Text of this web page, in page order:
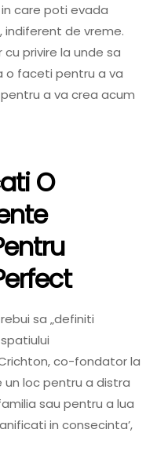
care poti evada
indiferent de vreme.
privire la unde sa
o faceti pentru a va
a va crea acum
O
sa „definiti
co-fondator la
un loc pentru a distra
sau pentru a lua
in consecinta’,